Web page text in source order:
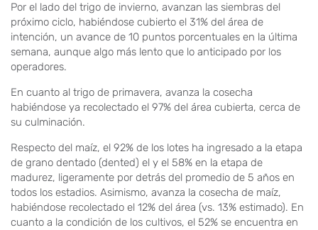
Por el lado del trigo de invierno, avanzan las siembras del
próximo ciclo, habiéndose cubierto el 31% del área de
intención, un avance de 10 puntos porcentuales en la última
semana, aunque algo más lento que lo anticipado por los
operadores.
En cuanto al trigo de primavera, avanza la cosecha
habiéndose ya recolectado el 97% del área cubierta, cerca de
su culminación.
Respecto del maíz, el 92% de los lotes ha ingresado a la etapa
de grano dentado (dented) el y el 58% en la etapa de
madurez, ligeramente por detrás del promedio de 5 años en
todos los estadios. Asimismo, avanza la cosecha de maíz,
habiéndose recolectado el 12% del área (vs. 13% estimado). En
cuanto a la condición de los cultivos, el 52% se encuentra en